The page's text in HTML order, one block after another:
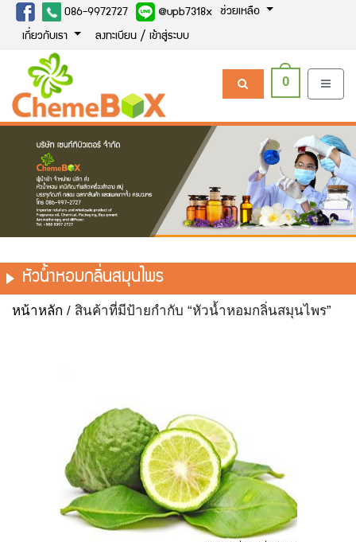
086-9972727 @upb7318x ช่วยเหลือ
เกี่ยวกับเรา ลงทะเบียน / เข้าสู่ระบบ
0
หัวน้ำหอมกลิ่นสมุนไพร
หน้าหลัก / สินค้าที่มีป้ายกำกับ “หัวน้ำหอมกลิ่นสมุนไพร”